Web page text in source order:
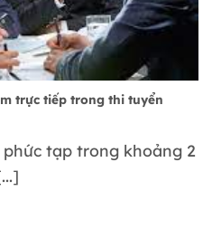
trực tiếp trong thi tuyển
tạp trong khoảng 2